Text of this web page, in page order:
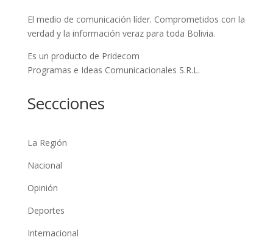
El medio de comunicación líder. Comprometidos con la
verdad y la información veraz para toda Bolivia.
Es un producto de Pridecom
Programas e Ideas Comunicacionales S.R.L.
Seccciones
La Región
Nacional
Opinión
Deportes
Internacional